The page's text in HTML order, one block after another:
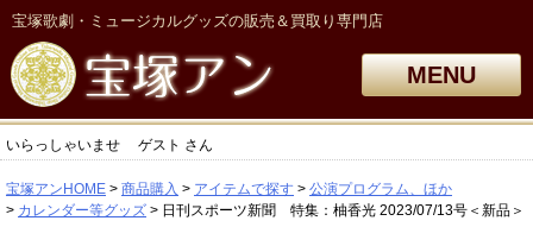
宝塚歌劇・ミュージカルグッズの販売＆買取り専門店
MENU
いらっしゃいませ ゲスト さん
宝塚アンHOME 商品購入 アイテムで探す
公演プログラム、ほか
カレンダー等グッズ
日刊スポーツ新聞 特集：柚香光 2023/07/13号＜新品＞